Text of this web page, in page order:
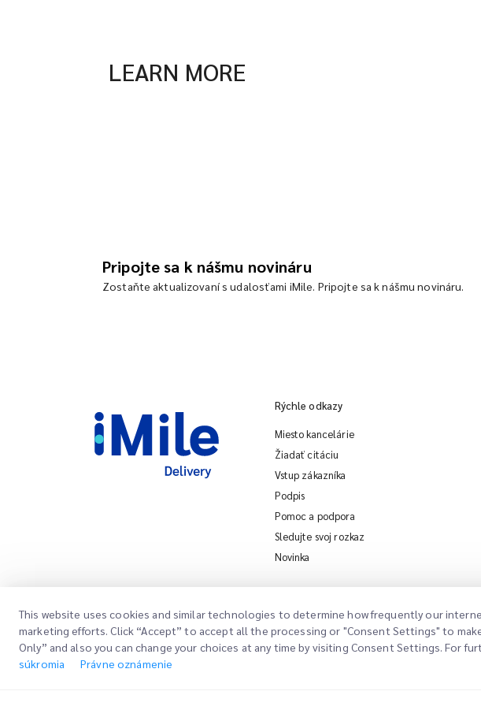
LEARN MORE
Pripojte sa k nášmu novináru
Zostaňte aktualizovaní s udalosťami iMile. Pripojte sa k nášmu novináru.
Rýchle odkazy
Miesto kancelárie
Žiadať citáciu
Vstup zákazníka
Podpis
Pomoc a podpora
Sledujte svoj rozkaz
Novinka
Copyright @2026iMile Delivery Services LLC. All rights reserved.
This website uses cookies and similar technologies to determine how frequently our
marketing efforts. Click “Accept” to accept all the processing or "Consent Settings" to
Only” and also you can change your choices at any time by visiting Consent Settings.
súkromia
Právne oznámenie